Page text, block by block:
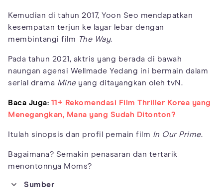
Kemudian di tahun 2017, Yoon Seo mendapatkan
kesempatan terjun ke layar lebar dengan
membintangi film The Way.
Pada tahun 2021, aktris yang berada di bawah
naungan agensi Wellmade Yedang ini bermain dalam
serial drama Mine yang ditayangkan oleh tvN.
Baca Juga: 11+ Rekomendasi Film Thriller Korea yang
Menegangkan, Mana yang Sudah Ditonton?
Itulah sinopsis dan profil pemain film In Our Prime.
Bagaimana? Semakin penasaran dan tertarik
menontonnya Moms?
Sumber